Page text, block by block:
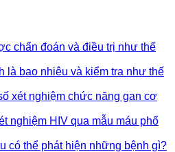
chẩn đoán và điều trị như thế
là bao nhiêu và kiểm tra như thế
xét nghiệm chức năng gan cơ
nghiệm HIV qua mẫu máu phổ
có thể phát hiện những bệnh gì?